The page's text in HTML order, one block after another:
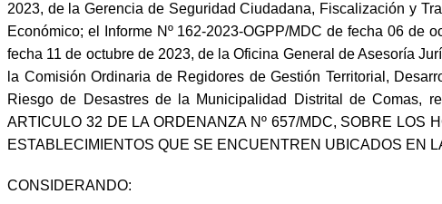
2023, de la Gerencia de Seguridad Ciudadana, Fiscalización y
Económico; el Informe Nº 162-2023-OGPP/MDC de fecha 06 de
fecha 11 de octubre de 2023, de la Oficina General de Asesoría
la Comisión Ordinaria de Regidores de Gestión Territorial,
Riesgo de Desastres de la Municipalidad Distrital de Comas,
ARTICULO 32 DE LA ORDENANZA Nº 657/MDC, SOBRE LOS
ESTABLECIMIENTOS QUE SE ENCUENTREN UBICADOS EN
CONSIDERANDO: